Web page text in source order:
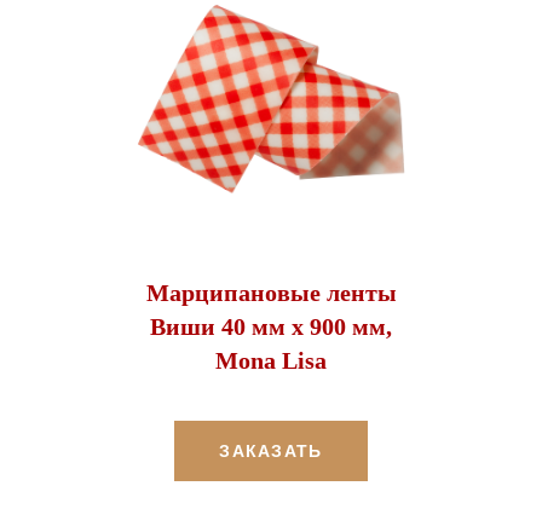
Марципановые ленты
Виши 40 мм х 900 мм,
Mona Lisa
ЗАКАЗАТЬ